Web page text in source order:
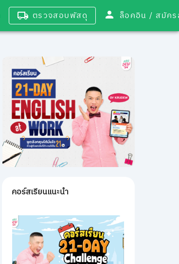
ตรวจสอบพัสดุ ล็อคอิน /
คอร์สเรียนแนะนำ